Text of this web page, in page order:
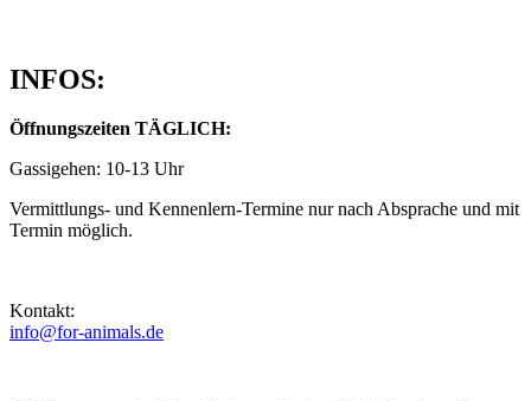
INFOS:
Öffnungszeiten TÄGLICH:
Gassigehen: 10-13 Uhr
Vermittlungs- und Kennenlern-Termine nur nach Absprache und mit
Termin möglich.
Kontakt:
info@for-animals.de